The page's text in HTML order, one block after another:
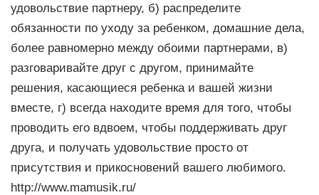
удовольствие партнеру, б) распределите
обязанности по уходу за ребенком, домашние дела,
более равномерно между обоими партнерами, в)
разговаривайте друг с другом, принимайте
решения, касающиеся ребенка и вашей жизни
вместе, г) всегда находите время для того, чтобы
проводить его вдвоем, чтобы поддерживать друг
друга, и получать удовольствие просто от
присутствия и прикосновений вашего любимого.
http://www.mamusik.ru/